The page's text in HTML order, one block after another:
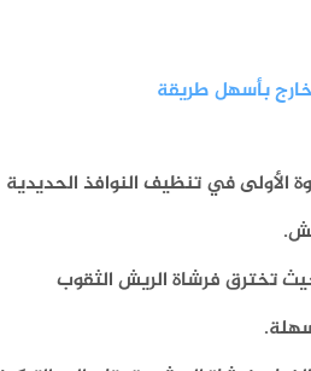
بأسهل طريقة
الأولى في تنظيف النوافذ الحديدية
تخترق فرشاة الريش الثقوب